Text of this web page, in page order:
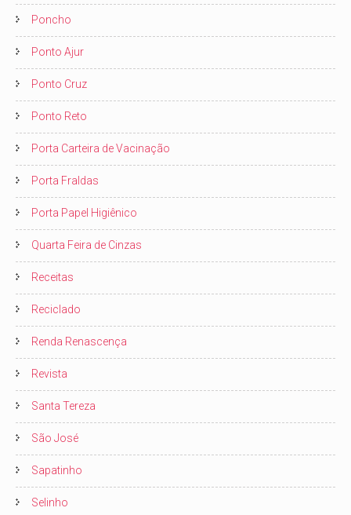
Poncho
Ponto Ajur
Ponto Cruz
Ponto Reto
Porta Carteira de Vacinação
Porta Fraldas
Porta Papel Higiênico
Quarta Feira de Cinzas
Receitas
Reciclado
Renda Renascença
Revista
Santa Tereza
São José
Sapatinho
Selinho